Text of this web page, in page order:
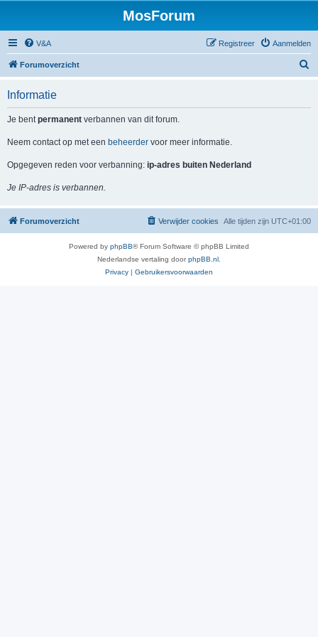
MosForum
V&A Aanmelden
Registreer
Forumoverzicht
Informatie
Je bentpermanent verbannen van dit forum.
Neem contact op met een beheerder voor meer informatie.
Opgegeven reden voor verbanning: ip-adres buiten Nederland
Je IP-adres is verbannen.
Forumoverzicht Alle tijden zijn UTC+01:00
Verwijder cookies
Powered by phpBB® Forum Software © phpBB Limited
Nederlandse vertaling doorphpBB.nl
Privacy | Gebruikersvoorwaarden